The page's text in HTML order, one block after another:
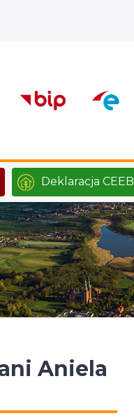
Deklaracja CEEB
Aniela